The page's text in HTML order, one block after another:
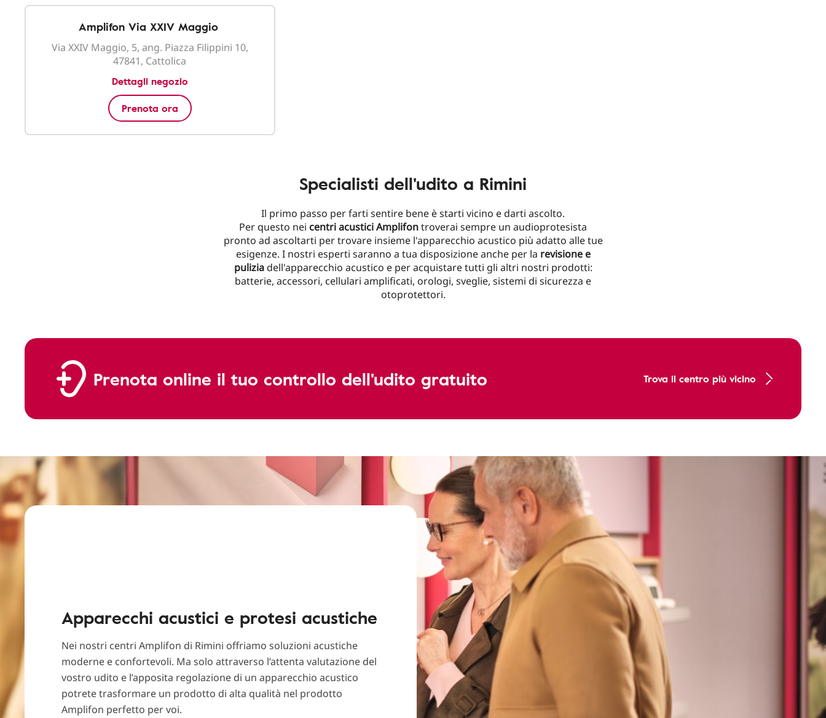
Amplifon Via XXIV Maggio
Via XXIV Maggio, 5, ang. Piazza Filippini 10,
47841, Cattolica
Dettagli negozio
Prenota ora
Specialisti dell'udito a Rimini
Il primo passo per farti sentire bene è starti vicino e darti ascolto.
Per questo nei centri acustici Amplifontroverai sempre un audioprotesista
pronto ad ascoltarti per trovare insieme l'apparecchio acustico più adatto alle tue
esigenze. I nostri esperti saranno a tua disposizione anche per la revisione e
puliziadell'apparecchio acustico e per acquistare tutti gli altri nostri prodotti:
batterie, accessori, cellulari amplificati, orologi, sveglie, sistemi di sicurezza e
otoprotettori.
Prenota online il tuo controllo dell'udito gratuito Trova il centro più vicino
Apparecchi acustici e protesi acustiche
Nei nostri centri Amplifon di Rimini offriamo soluzioni acustiche
moderne e confortevoli. Ma solo attraverso l’attenta valutazione del
vostro udito e l’apposita regolazione di un apparecchio acustico
potrete trasformare un prodotto di alta qualità nel prodotto
Amplifon perfetto per voi.